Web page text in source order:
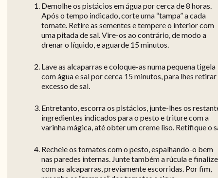
Demolhe os pistácios em água por cerca de 8 horas.
Após o tempo indicado, corte uma “tampa” a cada
tomate. Retire as sementes e tempere o interior com
uma pitada de sal. Vire-os ao contrário, de modo a
drenar o líquido, e aguarde 15 minutos.
Lave as alcaparras e coloque-as numa pequena tigela
com água e sal por cerca 15 minutos, para lhes retirar
excesso de sal.
Entretanto, escorra os pistácios, junte-lhes os
ingredientes indicados para o pesto e triture com a
varinha mágica, até obter um creme liso. Retifique o
Recheie os tomates com o pesto, espalhando-o bem
nas paredes internas. Junte também a rúcula e finalize
com as alcaparras, previamente escorridas. Por fim,